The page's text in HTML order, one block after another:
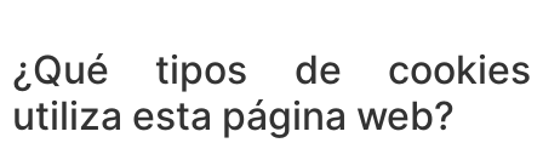
¿Qué tipos de cookies
utiliza esta página web?